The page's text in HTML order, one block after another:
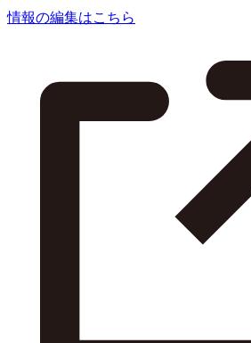
情報の編集はこちら